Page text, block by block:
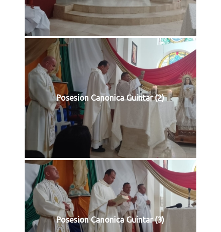
Posesion Canonica Guintar (2)
Posesion Canonica Guintar (3)